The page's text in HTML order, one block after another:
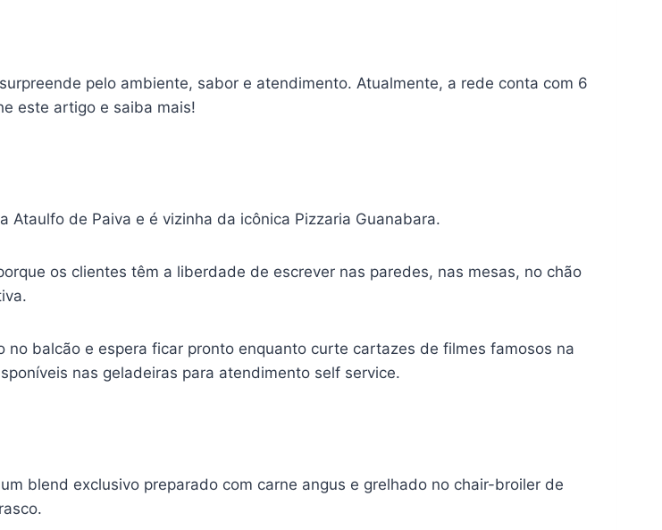
pelo ambiente, sabor e atendimento. Atualmente, a rede conta com 6
este artigo e saiba mais!
Ataulfo de Paiva e é vizinha da icônica Pizzaria Guanabara.
os clientes têm a liberdade de escrever nas paredes, nas mesas, no chão
balcão e espera ficar pronto enquanto curte cartazes de filmes famosos na
nas geladeiras para atendimento self service.
blend exclusivo preparado com carne angus e grelhado no chair-broiler de